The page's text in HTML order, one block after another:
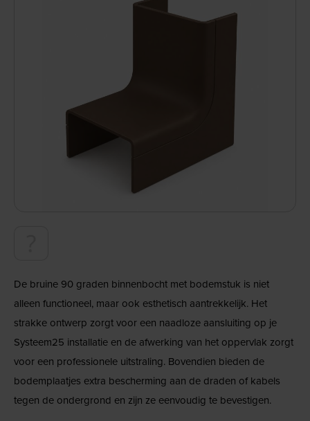
De bruine 90 graden binnenbocht met bodemstuk is niet
alleen functioneel, maar ook esthetisch aantrekkelijk. Het
strakke ontwerp zorgt voor een naadloze aansluiting op je
Systeem25 installatie en de afwerking van het oppervlak zorgt
voor een professionele uitstraling. Bovendien bieden de
bodemplaatjes extra bescherming aan de draden of kabels
tegen de ondergrond en zijn ze eenvoudig te bevestigen.